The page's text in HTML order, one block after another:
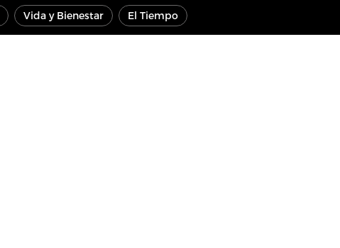
Vida y Bienestar El Tiempo